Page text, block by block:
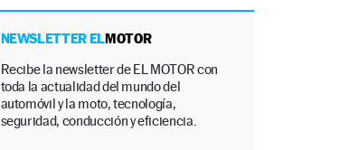
NEWSLETTER ELMOTOR
Recibe la newsletter de EL MOTOR con
toda la actualidad del mundo del
automóvil y la moto, tecnología,
seguridad, conducción y eficiencia.